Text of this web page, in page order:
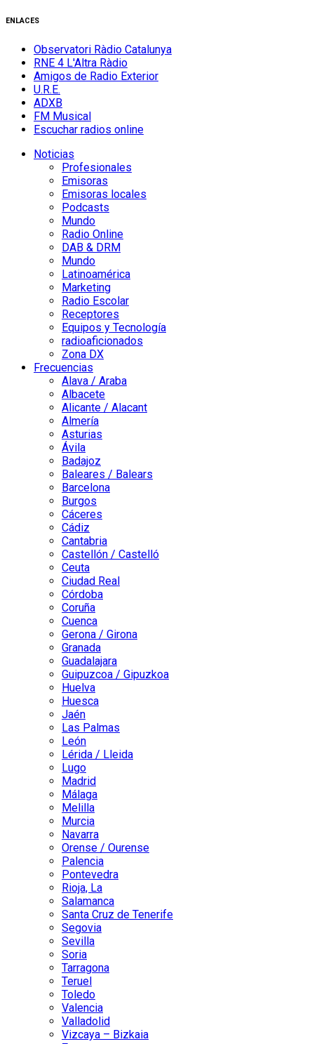
ENLACES
Observatori Ràdio Catalunya
RNE 4 L'Altra Ràdio
Amigos de Radio Exterior
U.R.E.
ADXB
FM Musical
Escuchar radios online
Noticias
Profesionales
Emisoras
Emisoras locales
Podcasts
Mundo
Radio Online
DAB & DRM
Mundo
Latinoamérica
Marketing
Radio Escolar
Receptores
Equipos y Tecnología
radioaficionados
Zona DX
Frecuencias
Alava / Araba
Albacete
Alicante / Alacant
Almería
Asturias
Ávila
Badajoz
Baleares / Balears
Barcelona
Burgos
Cáceres
Cádiz
Cantabria
Castellón / Castelló
Ceuta
Ciudad Real
Córdoba
Coruña
Cuenca
Gerona / Girona
Granada
Guadalajara
Guipuzcoa / Gipuzkoa
Huelva
Huesca
Jaén
Las Palmas
León
Lérida / Lleida
Lugo
Madrid
Málaga
Melilla
Murcia
Navarra
Orense / Ourense
Palencia
Pontevedra
Rioja, La
Salamanca
Santa Cruz de Tenerife
Segovia
Sevilla
Soria
Tarragona
Teruel
Toledo
Valencia
Valladolid
Vizcaya – Bizkaia